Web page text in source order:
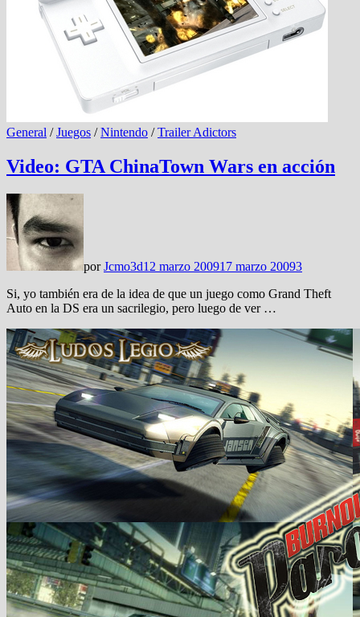
General /Juegos /Nintendo /Trailer Adictors
Video: GTA ChinaTown Wars en acción
porJcmo3d12 marzo 200917 marzo 20093
Si, yo también era de la idea de que un juego como Grand Theft
Auto en la DS era un sacrilegio, pero luego de ver …